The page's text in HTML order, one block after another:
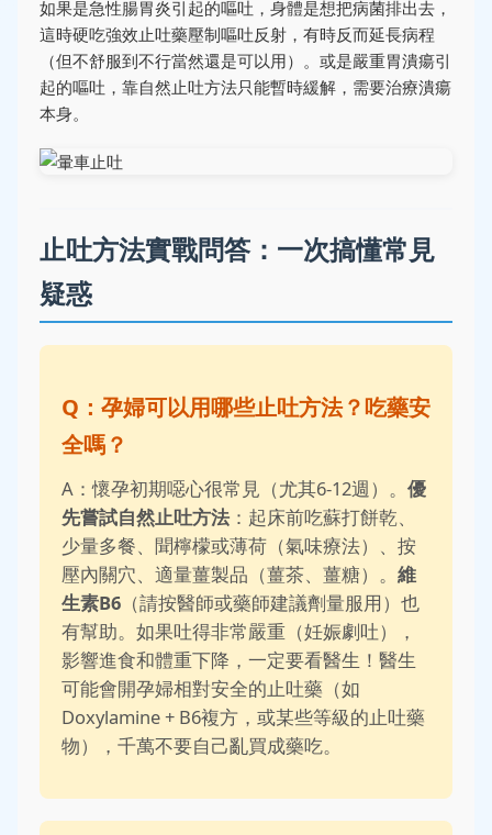
如果是急性腸胃炎引起的嘔吐，身體是想把病菌排出去，
這時硬吃強效止吐藥壓制嘔吐反射，有時反而延長病程
（但不舒服到不行當然還是可以用）。或是嚴重胃潰瘍引
起的嘔吐，靠自然止吐方法只能暫時緩解，需要治療潰瘍
本身。
止吐方法實戰問答：一次搞懂常見
疑惑
Q：孕婦可以用哪些止吐方法？吃藥安
全嗎？
A：懷孕初期噁心很常見（尤其6-12週）。 優
先嘗試自然止吐方法 ：起床前吃蘇打餅乾、
少量多餐、聞檸檬或薄荷（氣味療法）、按
壓內關穴、適量薑製品（薑茶、薑糖）。 維
生素B6 （請按醫師或藥師建議劑量服用）也
有幫助。如果吐得非常嚴重（妊娠劇吐），
影響進食和體重下降，一定要看醫生！醫生
可能會開孕婦相對安全的止吐藥（如
Doxylamine + B6複方，或某些等級的止吐藥
物），千萬不要自己亂買成藥吃。